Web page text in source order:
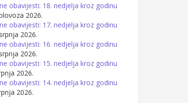
obavijesti: 18. nedjelja kroz godinu
2026.
obavijesti: 17. nedjelja kroz godinu
2026.
obavijesti: 16. nedjelja kroz godinu
2026.
obavijesti: 15. nedjelja kroz godinu
2026.
obavijesti: 14. nedjelja kroz godinu
2026.